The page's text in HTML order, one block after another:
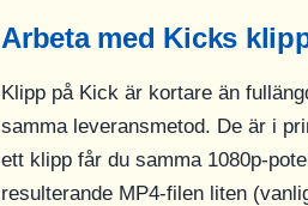
Arbeta med Kicks
Klipp på Kick är kortare än
samma leveransmetod. De är i
ett klipp får du samma 1080p-
resulterande MP4-filen liten